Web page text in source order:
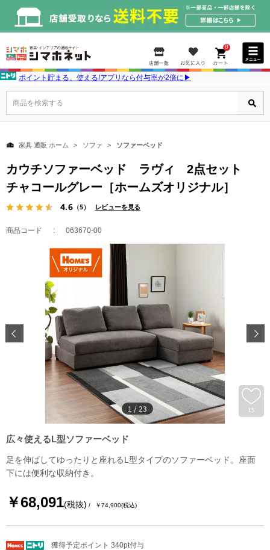
0
ポイント貯まる、使える!アプリなら付与率が2倍に▶
商品を検索する
家具 通販 ホーム ソファ ソファーベッド
カウチソファーベッド ラヴィ 2点セット
チャコールグレー［ホームズオリジナル］
4.6（5） レビューを見る
商品コード 063670-00
15
1 /23
広々使えるL型ソファーベッド
足を伸ばしてゆったりと座れるL型タイプのソファーベッド。座面
下には便利な収納付き。
￥68,091(税抜) ￥74,900(税込)
獲得予定ポイント 340pt付与